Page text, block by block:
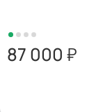
87 000